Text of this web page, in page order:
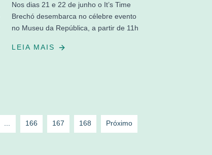
Nos dias 21 e 22 de junho o It’s Time
Brechó desembarca no célebre evento
no Museu da República, a partir de 11h
LEIA MAIS
166 167 168 Próximo